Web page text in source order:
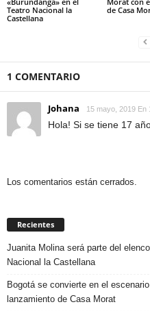
Teatro Nacional la
Castellana
de Casa
1 COMENTARIO
Johana 15 mayo, 2019 En
Hola! Si se tiene 17
Los comentarios están cerrados.
Recientes
Juanita Molina será parte del
Nacional la Castellana
Bogotá se convierte en el
lanzamiento de Casa Morat